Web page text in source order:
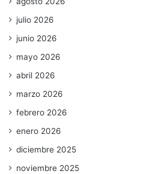
julio 2026
junio 2026
mayo 2026
abril 2026
marzo 2026
febrero 2026
enero 2026
diciembre 2025
noviembre 2025